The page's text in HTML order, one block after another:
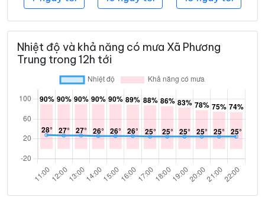
Nhiệt độ và khả năng có mưa Xã Phương
Trung trong 12h tới